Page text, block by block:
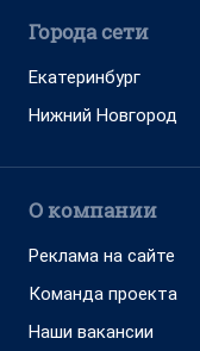
Города сети
Екатеринбург
Нижний Новгород
О компании
Реклама на сайте
Команда проекта
Наши вакансии